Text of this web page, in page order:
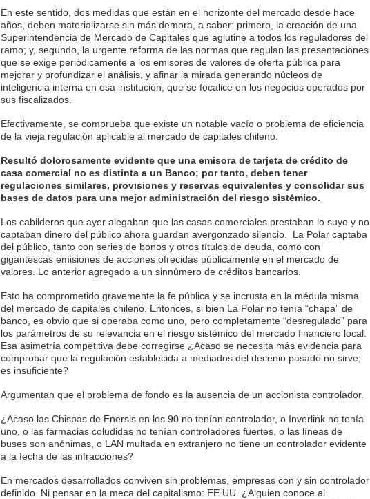
En este sentido, dos medidas que están en el horizonte del mercado desde hace
años, deben materializarse sin más demora, a saber: primero, la creación de una
Superintendencia de Mercado de Capitales que aglutine a todos los reguladores del
ramo; y, segundo, la urgente reforma de las normas que regulan las presentaciones
que se exige periódicamente a los emisores de valores de oferta pública para
mejorar y profundizar el análisis, y afinar la mirada generando núcleos de
inteligencia interna en esa institución, que se focalice en los negocios operados por
sus fiscalizados.
Efectivamente, se comprueba que existe un notable vacío o problema de eficiencia
de la vieja regulación aplicable al mercado de capitales chileno.
Resultó dolorosamente evidente que una emisora de tarjeta de crédito de
casa comercial no es distinta a un Banco; por tanto, deben tener
regulaciones similares, provisiones y reservas equivalentes y consolidar sus
bases de datos para una mejor administración del riesgo sistémico.
Los cabilderos que ayer alegaban que las casas comerciales prestaban lo suyo y no
captaban dinero del público ahora guardan avergonzado silencio. La Polar captaba
del público, tanto con series de bonos y otros títulos de deuda, como con
gigantescas emisiones de acciones ofrecidas públicamente en el mercado de
valores. Lo anterior agregado a un sinnúmero de créditos bancarios.
Esto ha comprometido gravemente la fe pública y se incrusta en la médula misma
del mercado de capitales chileno. Entonces, si bien La Polar no tenía “chapa” de
banco, es obvio que si operaba como uno, pero completamente “desregulado” para
los parámetros de su relevancia en el riesgo sistémico del mercado financiero local.
Esa asimetría competitiva debe corregirse ¿Acaso se necesita más evidencia para
comprobar que la regulación establecida a mediados del decenio pasado no sirve;
es insuficiente?
Argumentan que el problema de fondo es la ausencia de un accionista controlador.
¿Acaso las Chispas de Enersis en los 90 no tenían controlador, o Inverlink no tenía
uno, o las farmacias coludidas no tenían controladores fuertes, o las líneas de
buses son anónimas, o LAN multada en extranjero no tiene un controlador evidente
a la fecha de las infracciones?
En mercados desarrollados conviven sin problemas, empresas con y sin controlador
definido. Ni pensar en la meca del capitalismo: EE.UU. ¿Alguien conoce al